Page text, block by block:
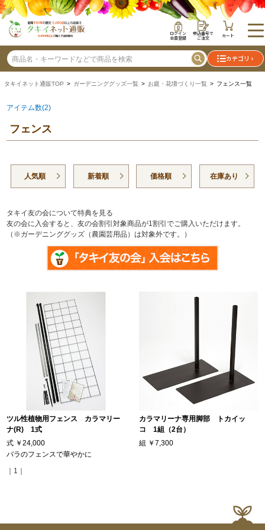
ログイン
会員登録
申込番号で
ご注文 カート
カテゴリ
タキイネット通販TOP > ガーデニンググッズ一覧 > お庭・花壇づくり一覧 > フェンス一覧
アイテム数(2)
フェンス
人気順 新着順 価格順 在庫あり
タキイ友の会について特典を見る
友の会に入会すると、友の会割引対象商品が1割引でご購入いただけます。
（※ガーデニンググッズ（農園芸用品）は対象外です。）
ツル性植物用フェンス カラマリー
ナ(R) 1式
式 ￥24,000
バラのフェンスで華やかに
カラマリーナ専用脚部 トカイッ
コ 1組（2台）
組 ￥7,300
｜1｜